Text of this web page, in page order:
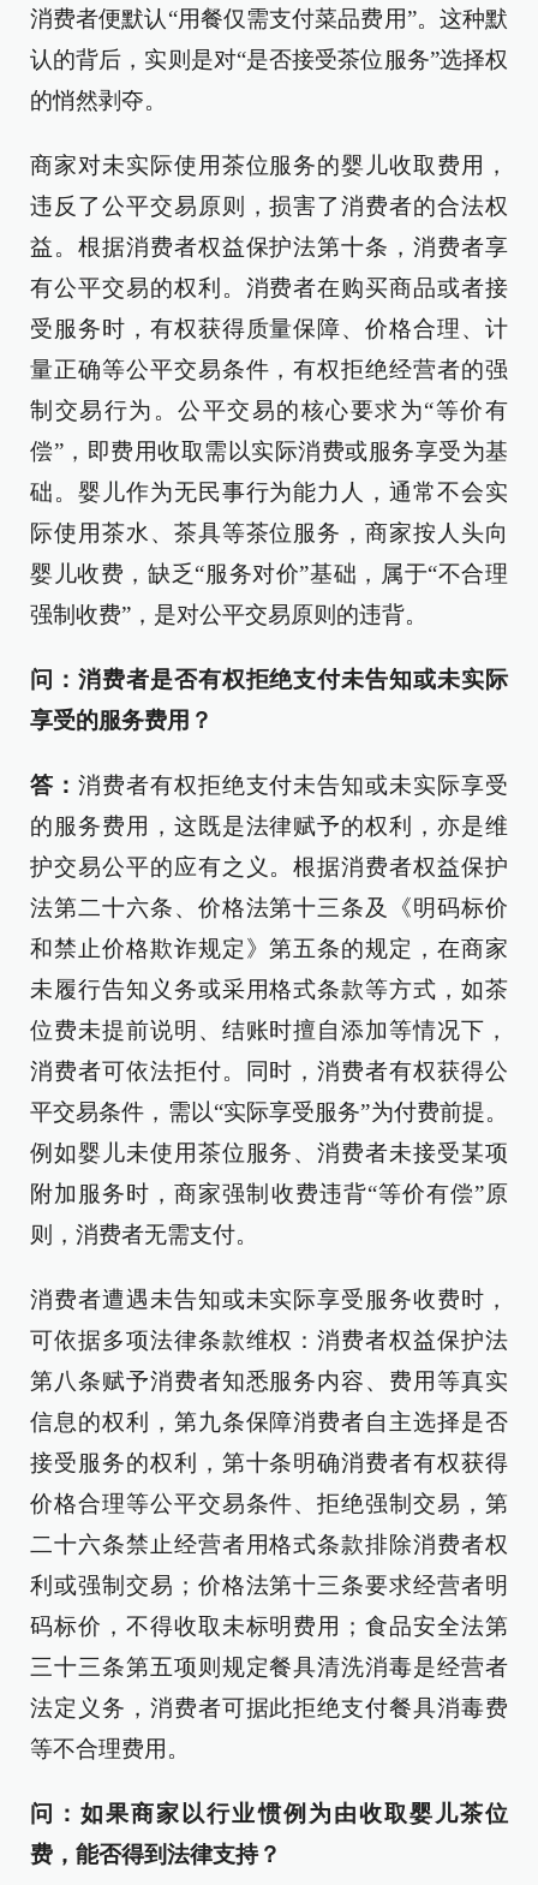
消费者便默认“用餐仅需支付菜品费用”。这种默
认的背后，实则是对“是否接受茶位服务”选择权
的悄然剥夺。
商家对未实际使用茶位服务的婴儿收取费用，
违反了公平交易原则，损害了消费者的合法权
益。根据消费者权益保护法第十条，消费者享
有公平交易的权利。消费者在购买商品或者接
受服务时，有权获得质量保障、价格合理、计
量正确等公平交易条件，有权拒绝经营者的强
制交易行为。公平交易的核心要求为“等价有
偿”，即费用收取需以实际消费或服务享受为基
础。婴儿作为无民事行为能力人，通常不会实
际使用茶水、茶具等茶位服务，商家按人头向
婴儿收费，缺乏“服务对价”基础，属于“不合理
强制收费”，是对公平交易原则的违背。
问：消费者是否有权拒绝支付未告知或未实际
享受的服务费用？
答： 消费者有权拒绝支付未告知或未实际享受
的服务费用，这既是法律赋予的权利，亦是维
护交易公平的应有之义。根据消费者权益保护
法第二十六条、价格法第十三条及《明码标价
和禁止价格欺诈规定》第五条的规定，在商家
未履行告知义务或采用格式条款等方式，如茶
位费未提前说明、结账时擅自添加等情况下，
消费者可依法拒付。同时，消费者有权获得公
平交易条件，需以“实际享受服务”为付费前提。
例如婴儿未使用茶位服务、消费者未接受某项
附加服务时，商家强制收费违背“等价有偿”原
则，消费者无需支付。
消费者遭遇未告知或未实际享受服务收费时，
可依据多项法律条款维权：消费者权益保护法
第八条赋予消费者知悉服务内容、费用等真实
信息的权利，第九条保障消费者自主选择是否
接受服务的权利，第十条明确消费者有权获得
价格合理等公平交易条件、拒绝强制交易，第
二十六条禁止经营者用格式条款排除消费者权
利或强制交易；价格法第十三条要求经营者明
码标价，不得收取未标明费用；食品安全法第
三十三条第五项则规定餐具清洗消毒是经营者
法定义务，消费者可据此拒绝支付餐具消毒费
等不合理费用。
问：如果商家以行业惯例为由收取婴儿茶位
费，能否得到法律支持？